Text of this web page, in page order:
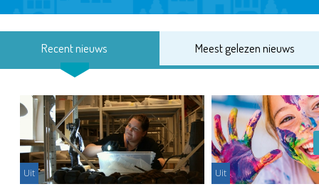
Recent nieuws Meest gelezen nieuws
Uit Uit